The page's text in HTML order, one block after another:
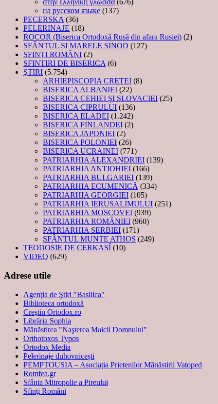
στην ελληνική γλώσσα (676)
на русском языке (137)
PECERSKA (36)
PELERINAJE (18)
ROCOR (Biserica Ortodoxă Rusă din afara Rusiei) (2)
SFÂNTUL ȘI MARELE SINOD (127)
SFINȚI ROMÂNI (2)
SFINTIRI DE BISERICA (6)
ŞTIRI (5.754)
ARHIEPISCOPIA CRETEI (8)
BISERICA ALBANIEI (22)
BISERICA CEHIEI ŞI SLOVACIEI (25)
BISERICA CIPRULUI (136)
BISERICA ELADEI (1.242)
BISERICA FINLANDEI (2)
BISERICA JAPONIEI (2)
BISERICA POLONIEI (26)
BISERICA UCRAINEI (771)
PATRIARHIA ALEXANDRIEI (139)
PATRIARHIA ANTIOHIEI (166)
PATRIARHIA BULGARIEI (139)
PATRIARHIA ECUMENICĂ (334)
PATRIARHIA GEORGIEI (105)
PATRIARHIA IERUSALIMULUI (251)
PATRIARHIA MOSCOVEI (939)
PATRIARHIA ROMÂNIEI (960)
PATRIARHIA SERBIEI (171)
SFÂNTUL MUNTE ATHOS (249)
TEODOSIE DE CERKASÎ (10)
VIDEO (629)
Adrese utile
Agenţia de Ştiri "Basilica"
Biblioteca ortodoxă
Creştin Ortodox.ro
Librăria Sophia
Mănăstirea "Naşterea Maicii Domnului"
Orthotoxos Typos
Ortodox Media
Pelerinaje duhovnicești
PEMPTOUSIA – Asociația Prietenilor Mănăstirii Vatoped
Romfea.gr
Sfânta Mitropolie a Pireului
Sfinţi Români